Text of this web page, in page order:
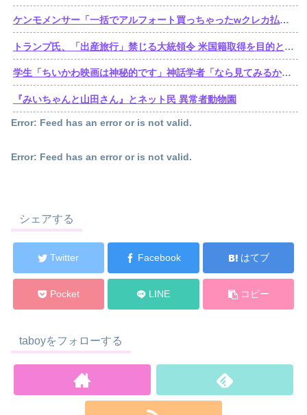
ケンモメンサー「一括でアルフォート買っちゃったwクレカ払いで来月の俺ごめんねー」銀行「デビットカードなんで即時引き落としです」
トランプ氏、「出産旅行」禁じる大統領令 米国籍取得を目的とした中国人らの渡米を問題視
学生「ちいかわ映画は神秘的です」神話学者「なら見てみるか…」
『みいちゃんと山田さん』とネット民 異常者動物園
Error: Feed has an error or is not valid.
Error: Feed has an error or is not valid.
シェアする
Twitter Facebook はてブ
Pocket LINE コピー
taboyをフォローする